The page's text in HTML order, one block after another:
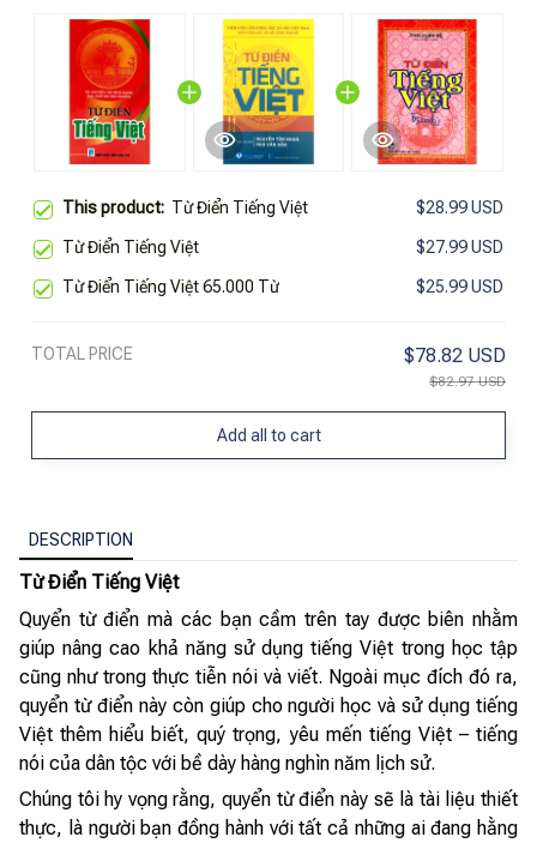
This product: Từ Điển Tiếng Việt $28.99 USD
Từ Điển Tiếng Việt $27.99 USD
Từ Điển Tiếng Việt 65.000 Từ $25.99 USD
TOTAL PRICE $78.82 USD
$82.97 USD
Add all to cart
DESCRIPTION
Từ Điển Tiếng Việt
Quyển từ điển mà các bạn cầm trên tay được biên nhằm
giúp nâng cao khả năng sử dụng tiếng Việt trong học tập
cũng như trong thực tiễn nói và viết. Ngoài mục đích đó ra,
quyển từ điển này còn giúp cho người học và sử dụng tiếng
Việt thêm hiểu biết, quý trọng, yêu mến tiếng Việt – tiếng
nói của dân tộc với bề dày hàng nghìn năm lịch sử.
Chúng tôi hy vọng rằng, quyển từ điển này sẽ là tài liệu thiết
thực, là người bạn đồng hành với tất cả những ai đang hằng